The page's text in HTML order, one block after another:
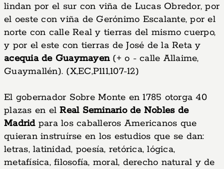
lindan por el sur con viña de Lucas Obredor, por
el oeste con viña de Gerónimo Escalante, por el
norte con calle Real y tierras del mismo cuerpo,
y por el este con tierras de José de la Reta y
acequia de Guaymayen(+ o - calle Allaime,
Guaymallén). (X,EC,P111,107-12)
El gobernador Sobre Monte en 1785 otorga 40
plazas en elReal Seminario de Nobles de
Madridpara los caballeros Americanos que
quieran instruírse en los estudios que se dan:
letras, latinidad, poesía, retórica, lógica,
metafísica, filosofía, moral, derecho natural y de